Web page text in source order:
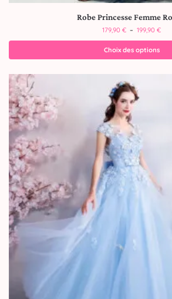
Robe Princesse Femme
179,90 € – 199,90 €
Choix des options